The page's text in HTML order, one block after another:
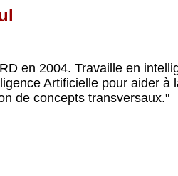
en 2004. Travaille en
Artificielle pour aider
de concepts transversaux."